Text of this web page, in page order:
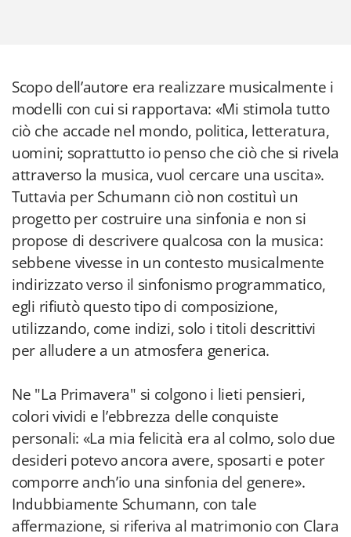
Scopo dell’autore era realizzare musicalmente i
modelli con cui si rapportava: «Mi stimola tutto
ciò che accade nel mondo, politica, letteratura,
uomini; soprattutto io penso che ciò che si rivela
attraverso la musica, vuol cercare una uscita».
Tuttavia per Schumann ciò non costituì un
progetto per costruire una sinfonia e non si
propose di descrivere qualcosa con la musica:
sebbene vivesse in un contesto musicalmente
indirizzato verso il sinfonismo programmatico,
egli rifiutò questo tipo di composizione,
utilizzando, come indizi, solo i titoli descrittivi
per alludere a un atmosfera generica.
Ne "La Primavera" si colgono i lieti pensieri,
colori vividi e l’ebbrezza delle conquiste
personali: «La mia felicità era al colmo, solo due
desideri potevo ancora avere, sposarti e poter
comporre anch’io una sinfonia del genere».
Indubbiamente Schumann, con tale
affermazione, si riferiva al matrimonio con Clara